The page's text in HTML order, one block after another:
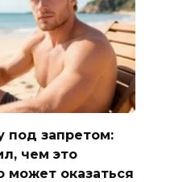
под запретом:
чем это
может оказаться